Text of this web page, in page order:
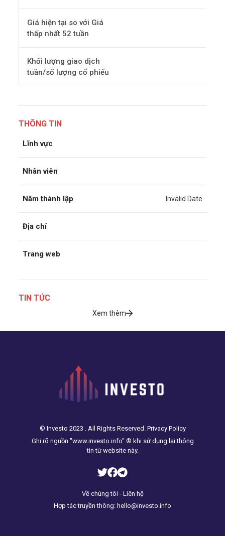
Giá hiện tại so với Giá
thấp nhất 52 tuần
Khối lượng giao dịch
tuần/số lượng cổ phiếu
THÔNG TIN
Lĩnh vực
Nhân viên
Năm thành lập Invalid Date
Địa chỉ
Trang web
TIN TỨC
Xem thêm
© Investo 2023 . All Rights Reserved. Privacy Policy
Ghi rõ nguồn "www.investo.info" ® khi sử dụng lại thông
tin từ website này.
Về chúng tôi - Liên hệ
Hợp tác truyền thông: hello@investo.info